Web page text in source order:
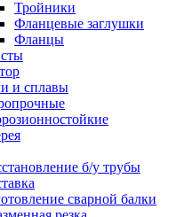
Тройники
Фланцевые заглушки
Фланцы
и сплавы
б/у трубы
сварной балки